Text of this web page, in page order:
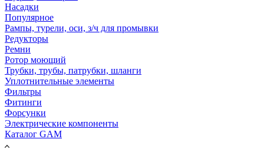
Насадки
Популярное
Рампы, турели, оси, з/ч для промывки
Редукторы
Ремни
Ротор моющий
Трубки, трубы, патрубки, шланги
Уплотнительные элементы
Фильтры
Фитинги
Форсунки
Электрические компоненты
Каталог GAM